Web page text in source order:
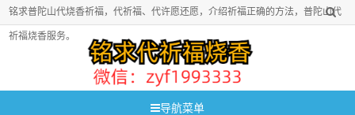
铭求普陀山代烧香祈福，代祈福、代许愿还愿，介绍祈福正确的方法，普陀山代
祈福烧香服务。
导航菜单